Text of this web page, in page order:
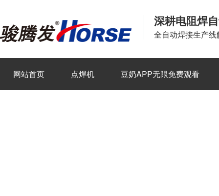
深耕电阻焊
全自动焊接生产
网站首页 点焊机 豆奶APP无限免费观看